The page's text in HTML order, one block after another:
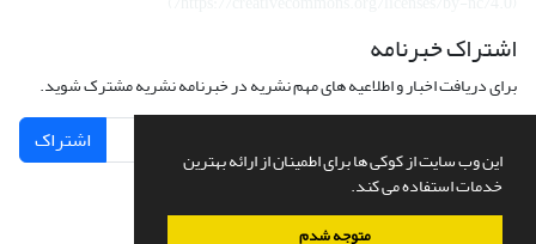
این وب سایت از کوکی ها برای اطمینان از ارائه بهترین
خدمات استفاده می کند.
متوجه شدم
اشتراک خبرنامه
برای دریافت اخبار و اطلاعیه های مهم نشریه در خبرنامه نشریه مشترک شوید.
اشتراک